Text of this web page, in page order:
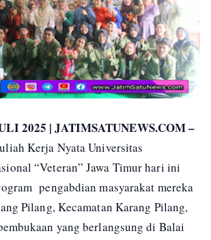
2025 | JATIMSATUNEWS.COM –
Kerja Nyata Universitas
“Veteran” Jawa Timur hari ini
pengabdian masyarakat mereka
Pilang, Kecamatan Karang Pilang,
yang berlangsung di Balai